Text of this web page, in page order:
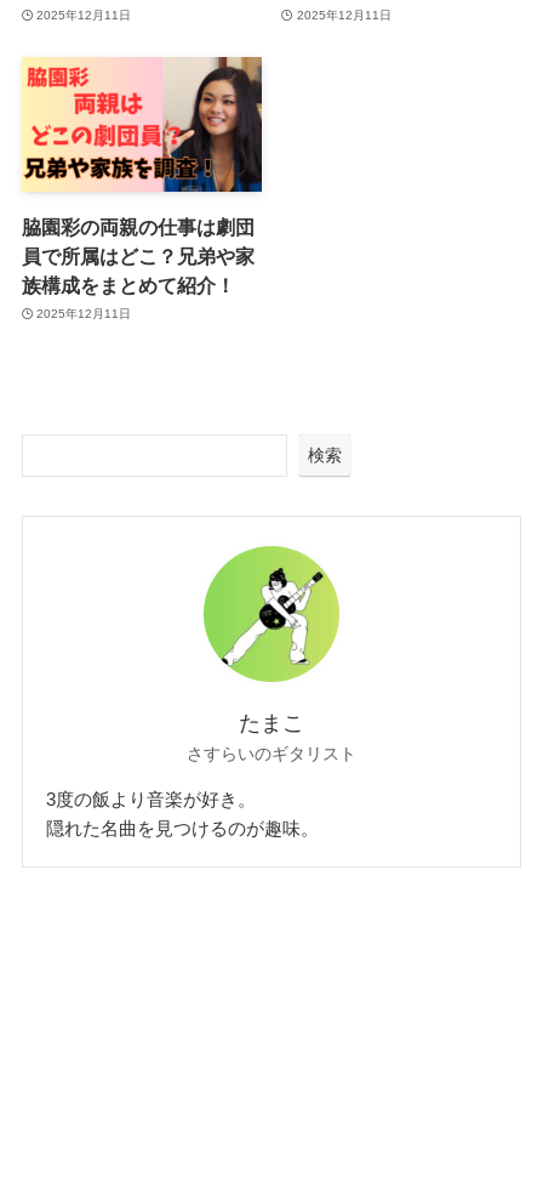
2025年12月11日 2025年12月11日
脇園彩の両親の仕事は劇団
員で所属はどこ？兄弟や家
族構成をまとめて紹介！
2025年12月11日
検索
たまこ
さすらいのギタリスト
3度の飯より音楽が好き。
隠れた名曲を見つけるのが趣味。